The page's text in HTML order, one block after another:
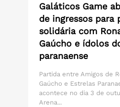
Galáticos Game
de ingressos para
solidária com
Gaúcho e ídolos
paranaense
Partida entre Amigos de
Gaúcho e Estrelas
acontece no dia 3 de
Arena...